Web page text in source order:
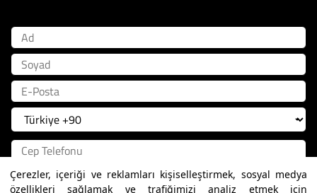
Çerezler, içeriği ve reklamları kişiselleştirmek, sosyal medya
özellikleri sağlamak ve trafiğimizi analiz etmek için
Ad
Soyad
E-Posta
Kayıt Ol